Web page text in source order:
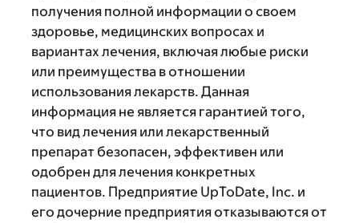
получения полной информации о своем
здоровье, медицинских вопросах и
вариантах лечения, включая любые риски
или преимущества в отношении
использования лекарств. Данная
информация не является гарантией того,
что вид лечения или лекарственный
препарат безопасен, эффективен или
одобрен для лечения конкретных
пациентов. Предприятие UpToDate, Inc. и
его дочерние предприятия отказываются от